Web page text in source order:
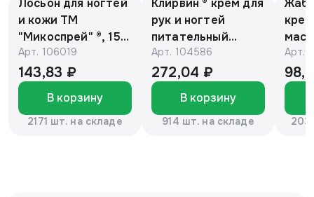
Лосьон для ногтей
и кожи ТМ
"Микоспрей" ®, 15
мл
Арт. 106019
143,83 ₽
В корзину
2171 шт. на складе
Клирвин ® крем для
рук и ногтей
питательный
против
гиперпигментации
для осветления
кожи 75 г
Арт. 104586
272,04 ₽
В корзину
914 шт. на складе
Арт.